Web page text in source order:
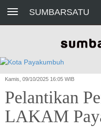
Toggle navigationSUMBARSATU
Kamis, 09/10/2025 16:05 WIB
Pelantikan
LAKAM